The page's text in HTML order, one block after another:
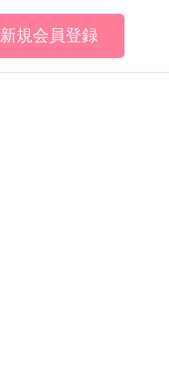
新規会員登録